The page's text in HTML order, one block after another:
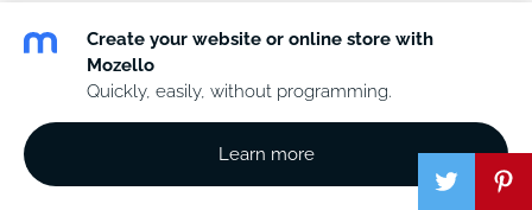
Create your website or online store with
Mozello
Quickly, easily, without programming.
Learn more